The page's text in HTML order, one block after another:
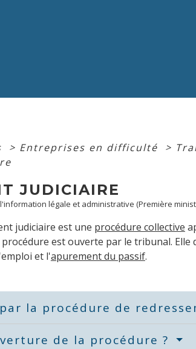
> Entreprises en difficulté >
JUDICIAIRE
légale et administrative (Première
judiciaire est une procédure collective
procédure est ouverte par le tribunal.
et l'apurement du passif.
la procédure de
de la procédure ?